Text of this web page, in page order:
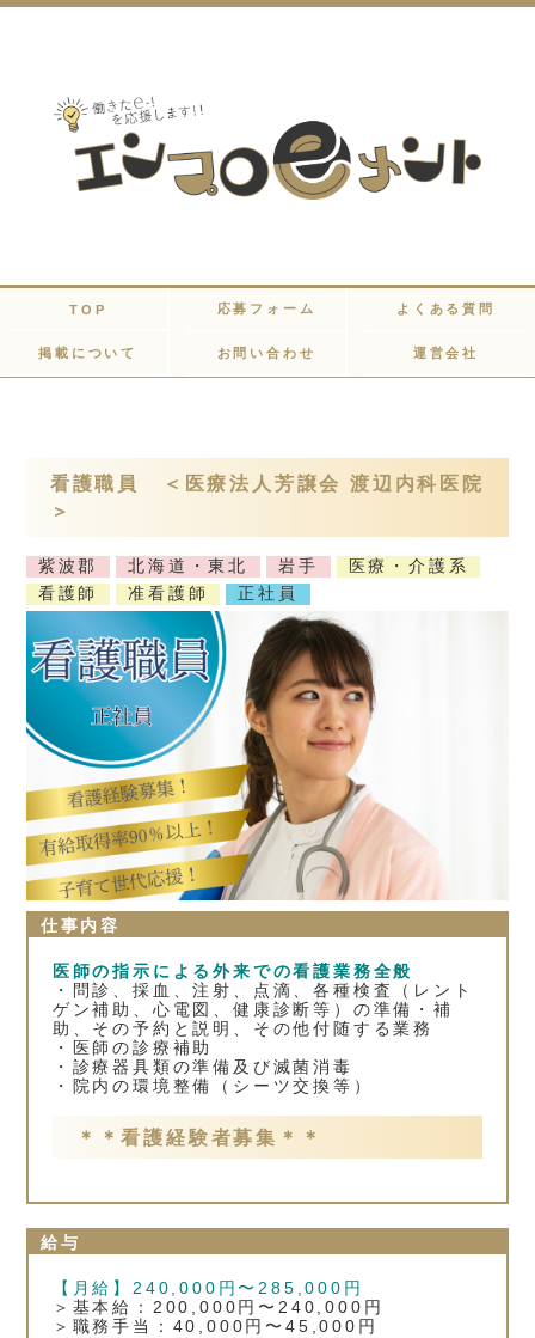
TOP 応募フォーム よくある質問
掲載について お問い合わせ 運営会社
看護職員 ＜医療法人芳譲会 渡辺内科医院
＞
紫波郡 北海道・東北 岩手
医療・介護系
看護師
准看護師 正社員
仕事内容
医師の指示による外来での看護業務全般
・問診、採血、注射、点滴、各種検査（レント
ゲン補助、心電図、健康診断等）の準備・補
助、その予約と説明、その他付随する業務
・医師の診療補助
・診療器具類の準備及び滅菌消毒
・院内の環境整備（シーツ交換等）
＊＊看護経験者募集＊＊
給与
【月給】240,000円〜285,000円
＞基本給：200,000円〜240,000円
＞職務手当：40,000円〜45,000円